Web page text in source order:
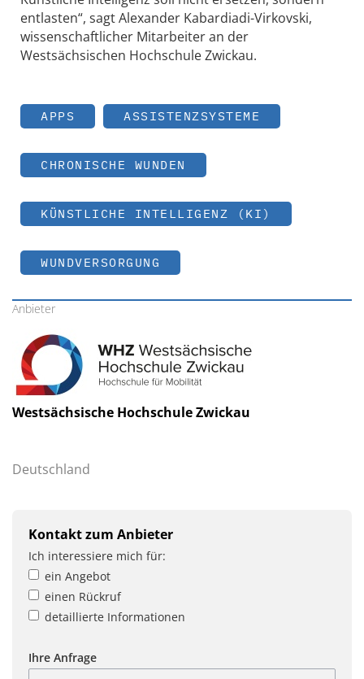
entlasten“, sagt Alexander Kabardiadi-Virkovski,
wissenschaftlicher Mitarbeiter an der
Westsächsischen Hochschule Zwickau.
APPS ASSISTENZSYSTEME
CHRONISCHE WUNDEN
KÜNSTLICHE INTELLIGENZ (KI)
WUNDVERSORGUNG
Anbieter
Westsächsische Hochschule Zwickau
Deutschland
Kontakt zum Anbieter
Ich interessiere mich für:
ein Angebot
einen Rückruf
detaillierte Informationen
Ihre Anfrage